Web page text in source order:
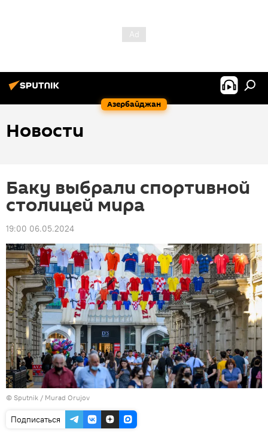
Азербайджан
Новости
Баку выбрали спортивной
столицей мира
19:00 06.05.2024
© Sputnik / Murad Orujov
Подписаться